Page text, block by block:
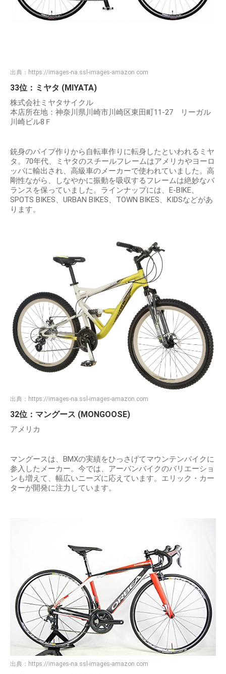
出典： https://images-na.ssl-images-amazon.com
33位：ミヤタ (MIYATA)
株式会社ミヤタサイクル
本店所在地：神奈川県川崎市川崎区東田町11-27 リーガル
川崎ビル8Ｆ
銃身のパイプ作りから自転車作りに転身したといわれるミヤ
タ。70年代、ミヤタのスチールフレームはアメリカやヨーロ
ッパに輸出され、高級車のメーカーで使われていました。高
剛性ながら、しなやかに振動を吸収するフレームは絶妙なバ
ランスを保っていました。ラインナップには、E-BIKE、
SPOTS BIKES、URBAN BIKES、TOWN BIKES、KIDSなどがあ
ります。
出典： https://images-na.ssl-images-amazon.com
32位：マングース (MONGOOSE)
アメリカ
マングースは、BMXの実績をひっさげてマウンテンバイクに
参入したメーカー。今では、アーバンバイクのバリエーショ
ンも増えて、幅広いニーズに応えています。エリック・カー
ターが開発に注力しています。
出典： https://images-na.ssl-images-amazon.com